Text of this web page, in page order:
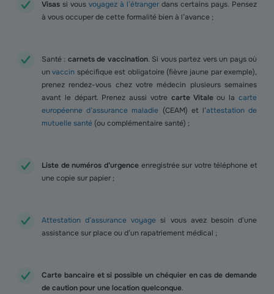
Visas si vous voyagez à l’étranger dans certains pays. Pensez
à vous occuper de cette formalité bien à l’avance ;
Santé : carnets de vaccination. Si vous partez vers un pays où
unvaccin spécifique est obligatoire (fièvre jaune par exemple),
prenez rendez-vous chez votre médecin plusieurs semaines
avant le départ. Prenez aussi votre carte Vitaleou lacarte
européenne d’assurance maladie (CEAM) et l’attestation de
mutuelle santé (ou complémentaire santé) ;
Liste de numéros d’urgenceenregistrée sur votre téléphone et
une copie sur papier ;
Attestation d’assurance voyage si vous avez besoin d’une
assistance sur place ou d’un rapatriement médical ;
Carte bancaire et si possible un chéquier en cas de demande
de caution pour une location quelconque.